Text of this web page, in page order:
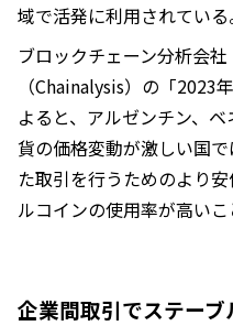
域で活発に利用されている
ブロックチェーン分析会
（Chainalysis）の「2023
よると、アルゼンチン、
貨の価格変動が激しい国
た取引を行うためのより
ルコインの使用率が高いこ
企業間取引でステー